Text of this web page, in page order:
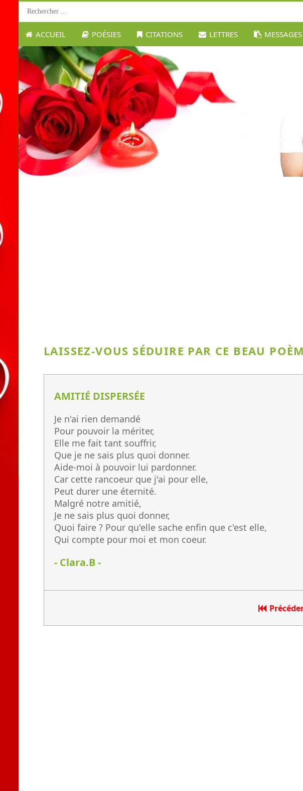
ACCUEIL POÉSIES CITATIONS LETTRES MESSAGES
LAISSEZ-VOUS SÉDUIRE PAR CE BEAU
AMITIÉ DISPERSÉE
Je n'ai rien demandé
Pour pouvoir la mériter,
Elle me fait tant souffrir,
Que je ne sais plus quoi donner.
Aide-moi à pouvoir lui pardonner.
Car cette rancoeur que j'ai pour elle,
Peut durer une éternité.
Malgré notre amitié,
Je ne sais plus quoi donner,
Quoi faire ? Pour qu'elle sache enfin que c'est elle,
Qui compte pour moi et mon coeur.
- Clara.B -